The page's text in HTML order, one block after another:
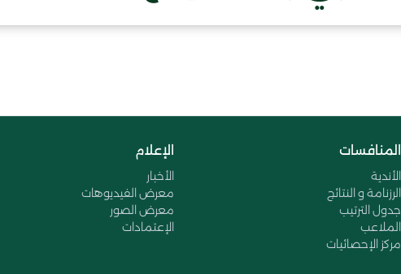
المنافسات
الأندية
الرزنامة و النتائج
جدول الترتيب
الملاعب
مركز الإحصائيات
الإعلام
الأخبار
معرض الفيديوهات
معرض الصور
الإعتمادات